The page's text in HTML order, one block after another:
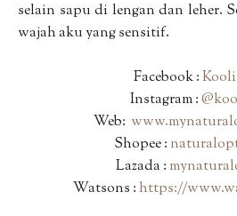
selain sapu di lengan dan leher.
wajah aku yang sensitif.
Facebook :
Instagram :
Web:
Shopee :
Lazada :
Watsons : https://